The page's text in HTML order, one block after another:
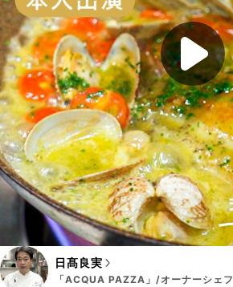
日髙良実
「ACQUA PAZZA」/オーナーシェフ